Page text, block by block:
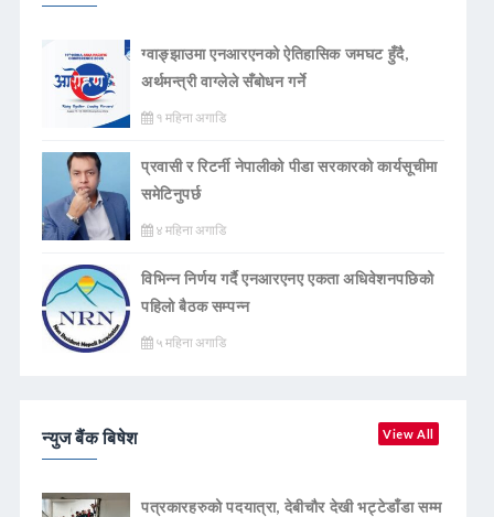
ग्वाङ्झाउमा एनआरएनको ऐतिहासिक जमघट हुँदै,
अर्थमन्त्री वाग्लेले सँबोधन गर्ने
१ महिना अगाडि
प्रवासी र रिटर्नी नेपालीको पीडा सरकारको कार्यसूचीमा
समेटिनुपर्छ
४ महिना अगाडि
विभिन्न निर्णय गर्दै एनआरएनए एकता अधिवेशनपछिको
पहिलो बैठक सम्पन्न
५ महिना अगाडि
न्युज बैंक बिषेश View All
पत्रकारहरुको पदयात्रा, देबीचौर देखी भट्टेडाँडा सम्म